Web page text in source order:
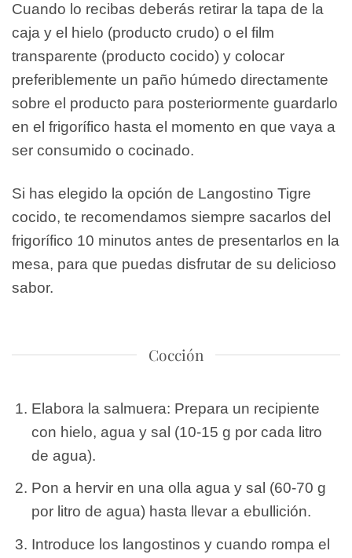
Cuando lo recibas deberás retirar la tapa de la
caja y el hielo (producto crudo) o el film
transparente (producto cocido) y colocar
preferiblemente un paño húmedo directamente
sobre el producto para posteriormente guardarlo
en el frigorífico hasta el momento en que vaya a
ser consumido o cocinado.
Si has elegido la opción de Langostino Tigre
cocido, te recomendamos siempre sacarlos del
frigorífico 10 minutos antes de presentarlos en la
mesa, para que puedas disfrutar de su delicioso
sabor.
Cocción
Elabora la salmuera: Prepara un recipiente
con hielo, agua y sal (10-15 g por cada litro
de agua).
Pon a hervir en una olla agua y sal (60-70 g
por litro de agua) hasta llevar a ebullición.
Introduce los langostinos y cuando rompa el